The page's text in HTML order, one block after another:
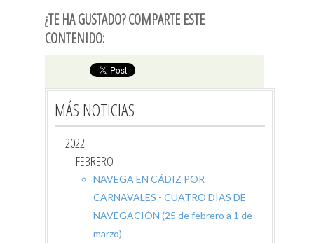
¿TE HA GUSTADO? COMPARTE ESTE
CONTENIDO:
MÁS NOTICIAS
2022
FEBRERO
NAVEGA EN CÁDIZ POR
CARNAVALES - CUATRO DÍAS DE
NAVEGACIÓN (25 de febrero a 1 de
marzo)